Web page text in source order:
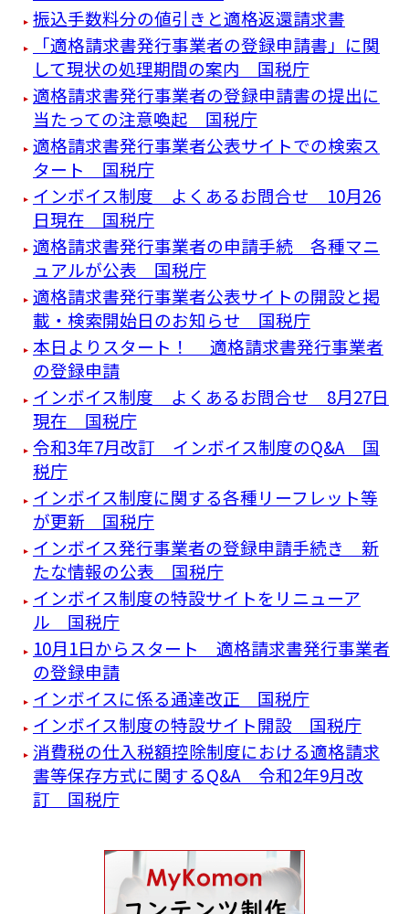
振込手数料分の値引きと適格返還請求書
「適格請求書発行事業者の登録申請書」に関
して現状の処理期間の案内 国税庁
適格請求書発行事業者の登録申請書の提出に
当たっての注意喚起 国税庁
適格請求書発行事業者公表サイトでの検索ス
タート 国税庁
インボイス制度 よくあるお問合せ 10月26
日現在 国税庁
適格請求書発行事業者の申請手続 各種マニ
ュアルが公表 国税庁
適格請求書発行事業者公表サイトの開設と掲
載・検索開始日のお知らせ 国税庁
本日よりスタート！ 適格請求書発行事業者
の登録申請
インボイス制度 よくあるお問合せ 8月27日
現在 国税庁
令和3年7月改訂 インボイス制度のQ&A 国
税庁
インボイス制度に関する各種リーフレット等
が更新 国税庁
インボイス発行事業者の登録申請手続き 新
たな情報の公表 国税庁
インボイス制度の特設サイトをリニューア
ル 国税庁
10月1日からスタート 適格請求書発行事業者
の登録申請
インボイスに係る通達改正 国税庁
インボイス制度の特設サイト開設 国税庁
消費税の仕入税額控除制度における適格請求
書等保存方式に関するQ&A 令和2年9月改
訂 国税庁